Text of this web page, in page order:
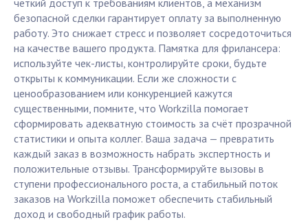
четкий доступ к требованиям клиентов, а механизм
безопасной сделки гарантирует оплату за выполненную
работу. Это снижает стресс и позволяет сосредоточиться
на качестве вашего продукта. Памятка для фрилансера:
используйте чек-листы, контролируйте сроки, будьте
открыты к коммуникации. Если же сложности с
ценообразованием или конкуренцией кажутся
существенными, помните, что Workzilla помогает
сформировать адекватную стоимость за счёт прозрачной
статистики и опыта коллег. Ваша задача — превратить
каждый заказ в возможность набрать экспертность и
положительные отзывы. Трансформируйте вызовы в
ступени профессионального роста, а стабильный поток
заказов на Workzilla поможет обеспечить стабильный
доход и свободный график работы.